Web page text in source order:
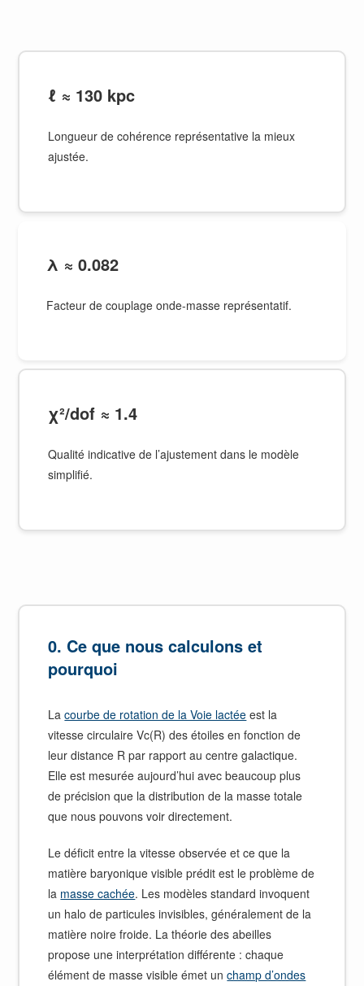
ℓ ≈ 130 kpc
Longueur de cohérence représentative la mieux
ajustée.
λ ≈ 0.082
Facteur de couplage onde-masse représentatif.
χ²/dof ≈ 1.4
Qualité indicative de l’ajustement dans le modèle
simplifié.
0. Ce que nous calculons et
pourquoi
Lacourbe de rotation de la Voie lactée est la
vitesse circulaire Vc(R) des étoiles en fonction de
leur distance R par rapport au centre galactique.
Elle est mesurée aujourd’hui avec beaucoup plus
de précision que la distribution de la masse totale
que nous pouvons voir directement.
Le déficit entre la vitesse observée et ce que la
matière baryonique visible prédit est le problème de
la masse cachée. Les modèles standard invoquent
un halo de particules invisibles, généralement de la
matière noire froide. La théorie des abeilles
propose une interprétation différente : chaque
élément de masse visible émet unchamp d’ondes